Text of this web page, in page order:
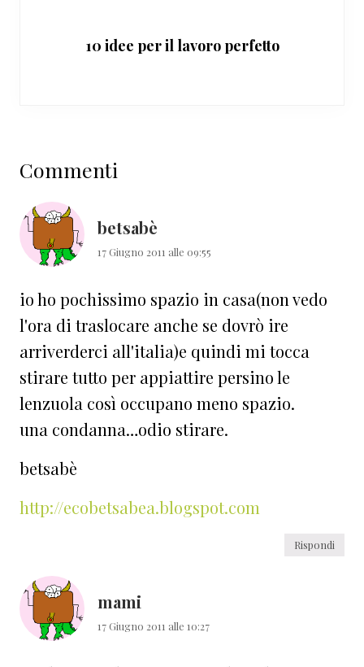
10 idee per il lavoro perfetto
del
lettore
Commenti
betsabè
17 Giugno 2011 alle 09:55
io ho pochissimo spazio in casa(non vedo
l'ora di traslocare anche se dovrò ire
arriverderci all'italia)e quindi mi tocca
stirare tutto per appiattire persino le
lenzuola così occupano meno spazio.
una condanna…odio stirare.
betsabè
http://ecobetsabea.blogspot.com
Rispondi
mami
17 Giugno 2011 alle 10:27